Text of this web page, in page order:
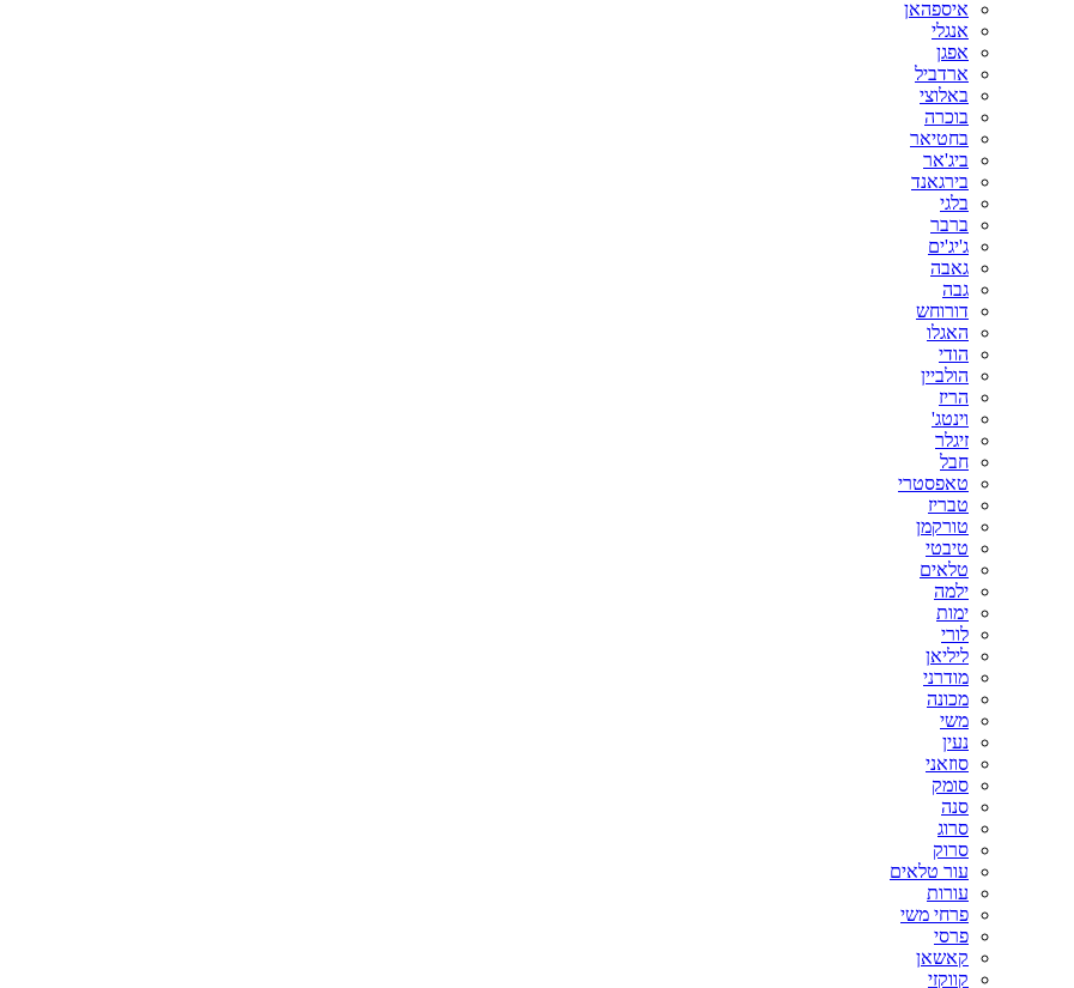
איספהאן
אנגלי
אפגן
ארדביל
באלוצי
בוכרה
בחטיאר
ביג'אר
בירגאנד
בלגי
ברבר
ג'יג'ים
גאבה
גבה
דורוחש
האגלו
הודי
הולביין
הריז
וינטג'
זיגלר
חבל
טאפסטרי
טבריז
טורקמן
טיבטי
טלאים
ילמה
ימות
לורי
ליליאן
מודרני
מכונה
משי
נעין
סוזאני
סומק
סנה
סרוג
סרוק
עור טלאים
עורות
פרחי משי
פרסי
קאשאן
קווקזי
270X200
280X160
280X180
280X200
290X180
300X180
310X190
310X210
350X250
360X220
360X260
370X270
400X300